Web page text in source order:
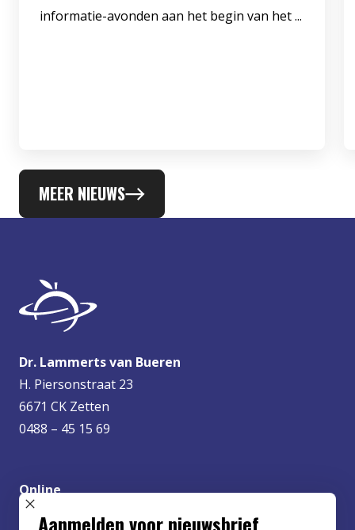
informatie-avonden aan het begin van het ...
MEER NIEUWS
Dr. Lammerts van Bueren
H. Piersonstraat 23
6671 CK Zetten
0488 – 45 15 69
Online
info@lvbueren.nl
SLUIT POPUP
Aanmelden voor nieuwsbrief